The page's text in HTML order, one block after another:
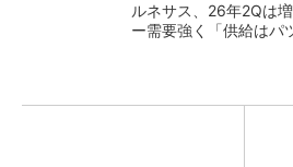
ルネサス、26年2Qは
ー需要強く「供給はパ